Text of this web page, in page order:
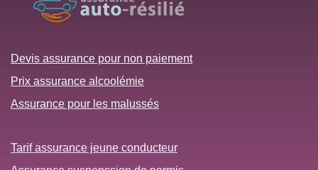
Devis assurance pour non paiement
Prix assurance alcoolémie
Assurance pour les malussés
Tarif assurance jeune conducteur